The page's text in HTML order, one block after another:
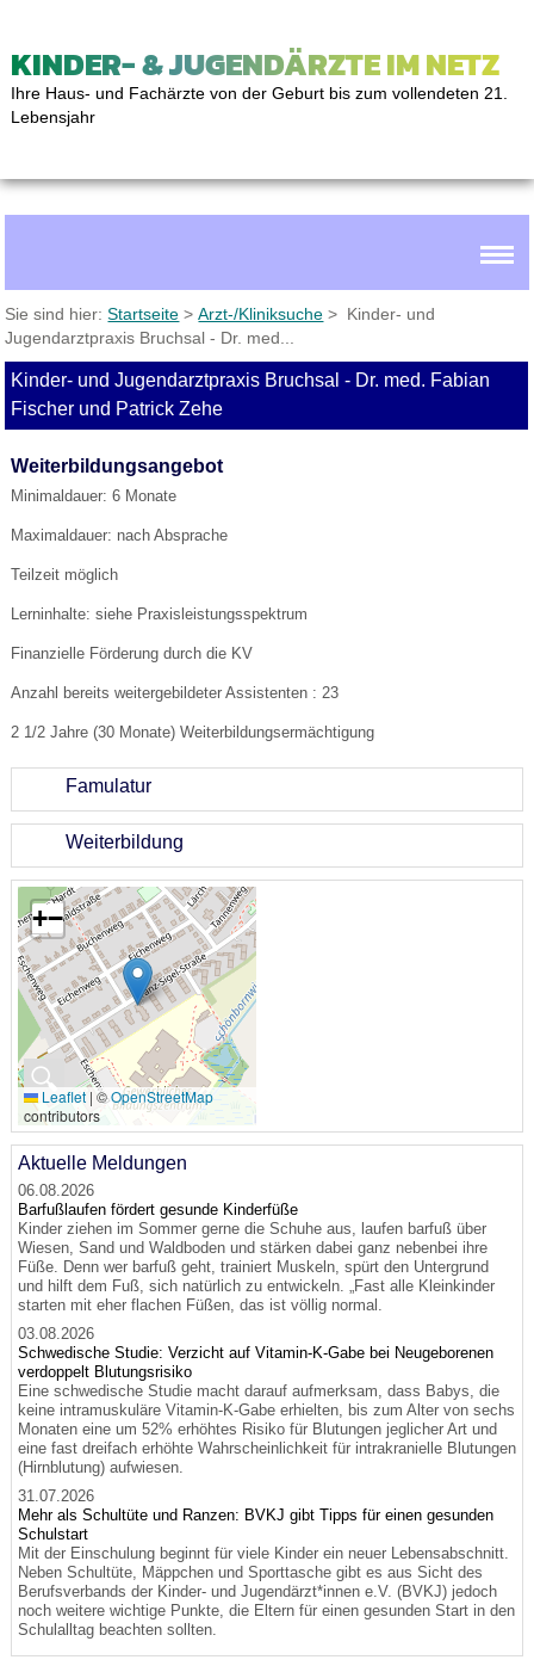
KINDER- & JUGENDÄRZTE IM NETZ
Ihre Haus- und Fachärzte von der Geburt bis zum vollendeten 21.
Lebensjahr
Sie sind hier:Startseite >Arzt-/Kliniksuche > Kinder- und
Jugendarztpraxis Bruchsal - Dr. med...
Kinder- und Jugendarztpraxis Bruchsal - Dr. med. Fabian
Fischer und Patrick Zehe
Weiterbildungsangebot
Minimaldauer: 6 Monate
Maximaldauer: nach Absprache
Teilzeit möglich
Lerninhalte: siehe Praxisleistungsspektrum
Finanzielle Förderung durch die KV
Anzahl bereits weitergebildeter Assistenten : 23
2 1/2 Jahre (30 Monate) Weiterbildungsermächtigung
Famulatur
Weiterbildung
🔍
+−
Leaflet | ©OpenStreetMap
contributors
Aktuelle Meldungen
06.08.2026
Barfußlaufen fördert gesunde Kinderfüße
Kinder ziehen im Sommer gerne die Schuhe aus, laufen barfuß über
Wiesen, Sand und Waldboden und stärken dabei ganz nebenbei ihre
Füße. Denn wer barfuß geht, trainiert Muskeln, spürt den Untergrund
und hilft dem Fuß, sich natürlich zu entwickeln. „Fast alle Kleinkinder
starten mit eher flachen Füßen, das ist völlig normal.
03.08.2026
Schwedische Studie: Verzicht auf Vitamin-K-Gabe bei Neugeborenen
verdoppelt Blutungsrisiko
Eine schwedische Studie macht darauf aufmerksam, dass Babys, die
keine intramuskuläre Vitamin-K-Gabe erhielten, bis zum Alter von sechs
Monaten eine um 52% erhöhtes Risiko für Blutungen jeglicher Art und
eine fast dreifach erhöhte Wahrscheinlichkeit für intrakranielle Blutungen
(Hirnblutung) aufwiesen.
31.07.2026
Mehr als Schultüte und Ranzen: BVKJ gibt Tipps für einen gesunden
Schulstart
Mit der Einschulung beginnt für viele Kinder ein neuer Lebensabschnitt.
Neben Schultüte, Mäppchen und Sporttasche gibt es aus Sicht des
Berufsverbands der Kinder- und Jugendärzt*innen e.V. (BVKJ) jedoch
noch weitere wichtige Punkte, die Eltern für einen gesunden Start in den
Schulalltag beachten sollten.